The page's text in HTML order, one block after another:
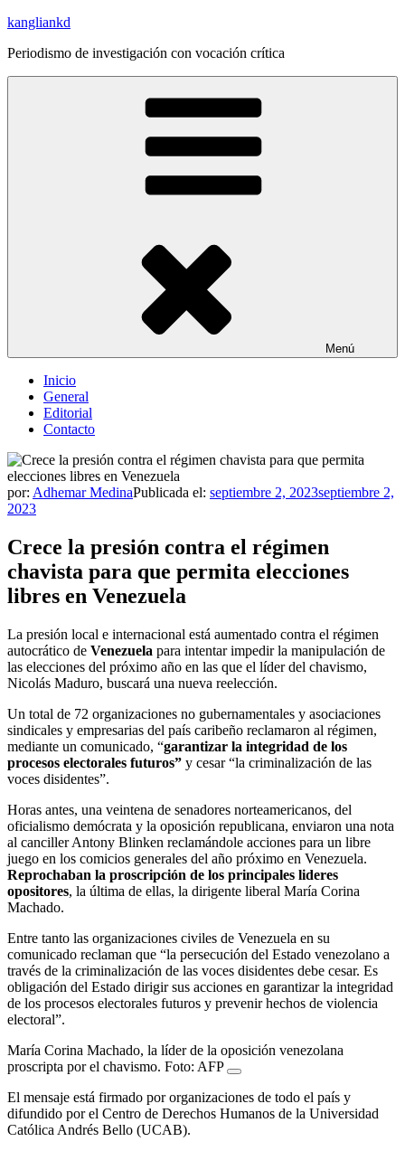
Saltar
contenido
kangliankd
Periodismo de investigación con vocación crítica
Menú
Inicio
General
Editorial
Contacto
por: Adhemar MedinaPublicada el: septiembre 2, 2023septiembre 2,
2023
Crece la presión contra el régimen
chavista para que permita elecciones
libres en Venezuela
La presión local e internacional está aumentado contra el régimen
autocrático de Venezuela para intentar impedir la manipulación de
las elecciones del próximo año en las que el líder del chavismo,
Nicolás Maduro, buscará una nueva reelección.
Un total de 72 organizaciones no gubernamentales y asociaciones
sindicales y empresarias del país caribeño reclamaron al régimen,
mediante un comunicado, “garantizar la integridad de los
procesos electorales futuros” y cesar “la criminalización de las
voces disidentes”.
Horas antes, una veintena de senadores norteamericanos, del
oficialismo demócrata y la oposición republicana, enviaron una nota
al canciller Antony Blinken reclamándole acciones para un libre
juego en los comicios generales del año próximo en Venezuela.
Reprochaban la proscripción de los principales lideres
opositores, la última de ellas, la dirigente liberal María Corina
Machado.
Entre tanto las organizaciones civiles de Venezuela en su
comunicado reclaman que “la persecución del Estado venezolano a
través de la criminalización de las voces disidentes debe cesar. Es
obligación del Estado dirigir sus acciones en garantizar la integridad
de los procesos electorales futuros y prevenir hechos de violencia
electoral”.
María Corina Machado, la líder de la oposición venezolana
proscripta por el chavismo. Foto: AFP
El mensaje está firmado por organizaciones de todo el país y
difundido por el Centro de Derechos Humanos de la Universidad
Católica Andrés Bello (UCAB).